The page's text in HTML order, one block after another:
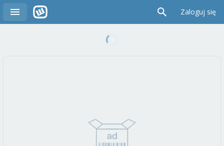
Zaloguj się